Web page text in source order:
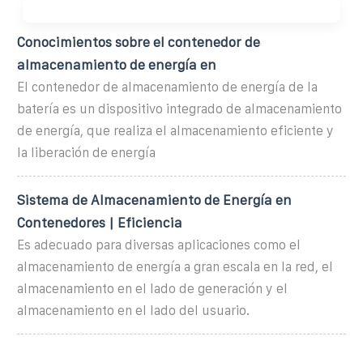
Conocimientos sobre el contenedor de
almacenamiento de energía en
El contenedor de almacenamiento de energía de la
batería es un dispositivo integrado de almacenamiento
de energía, que realiza el almacenamiento eficiente y
la liberación de energía
Sistema de Almacenamiento de Energía en
Contenedores | Eficiencia
Es adecuado para diversas aplicaciones como el
almacenamiento de energía a gran escala en la red, el
almacenamiento en el lado de generación y el
almacenamiento en el lado del usuario.